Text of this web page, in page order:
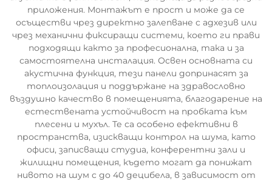
приложения. Монтажът е прост и може да се
осъществи чрез директно залепване с адхезив или
чрез механични фиксиращи системи, което ги прави
подходящи както за професионална, така и за
самостоятелна инсталация. Освен основната си
акустична функция, тези панели допринасят за
топлоизолация и поддържане на здравословно
въздушно качество в помещенията, благодарение на
естествената устойчивост на пробката към
плесени и мухъл. Те са особено ефективни в
пространства, изискващи контрол на шума, като
офиси, записващи студиа, конферентни зали и
жилищни помещения, където могат да понижат
нивото на шум с до 40 децибела, в зависимост от